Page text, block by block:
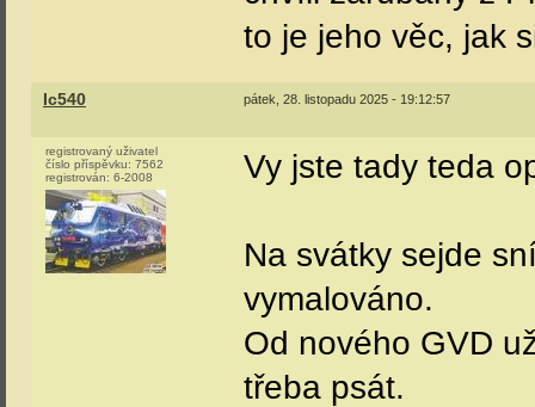
to je jeho věc, jak
Ic540 pátek, 28. listopadu 2025 - 19:12:57
registrovaný uživatel
číslo příspěvku: 7562
registrován: 6-2008 Vy jste tady teda
Na svátky sejde
vymalováno.
Od nového GVD
třeba psát.